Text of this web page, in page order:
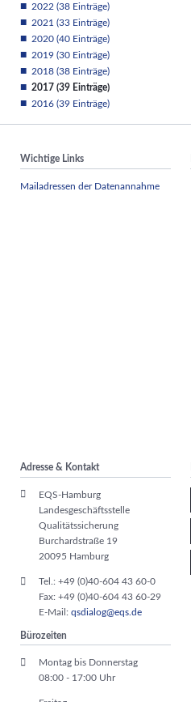
2022 (38 Einträge)
2021 (33 Einträge)
2020 (40 Einträge)
2019 (30 Einträge)
2018 (38 Einträge)
2017 (39 Einträge)
2016 (39 Einträge)
Wichtige Links
Mailadressen der Datenannahme
Adresse & Kontakt
EQS-Hamburg
Landesgeschäftsstelle
Qualitätssicherung
Burchardstraße 19
20095 Hamburg
Tel.: +49 (0)40-604 43 60-0
Fax: +49 (0)40-604 43 60-29
E-Mail: qsdialog@eqs.de
Bürozeiten
Montag bis Donnerstag
08:00 - 17:00 Uhr